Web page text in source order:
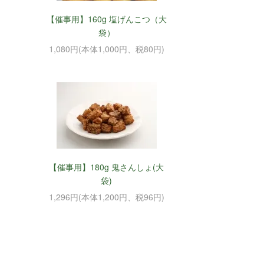
【催事用】160g 塩げんこつ（大
袋）
1,080円(本体1,000円、税80円)
【催事用】180g 鬼さんしょ(大
袋)
1,296円(本体1,200円、税96円)